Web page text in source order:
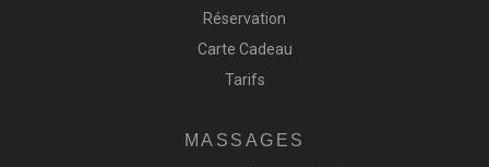
Réservation
Carte Cadeau
Tarifs
MASSAGES